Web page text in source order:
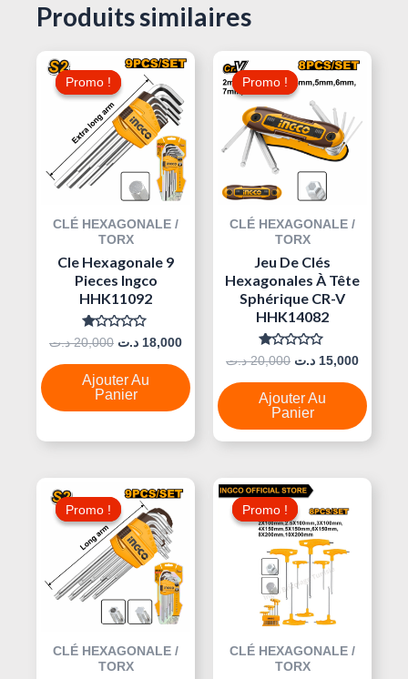
Produits similaires
Promo !
Promo !
CLÉ HEXAGONALE /
TORX
Cle Hexagonale 9
Pieces Ingco
HHK11092
Note
Sur
5
20,000 د.ت
Le
Prix
Initial
Était :
18,000 د.ت
Le
Est :
18,000 د.ت.
Ajouter Au
Panier
Promo !
Promo !
CLÉ HEXAGONALE /
TORX
Jeu De Clés
Hexagonales À Tête
Sphérique CR-V
HHK14082
Note
Sur
5
20,000 د.ت
Le
Prix
Initial
Était :
20,000 د.ت.
15,000 د.ت
Le
Ajouter Au
Panier
Promo !
Promo !
CLÉ HEXAGONALE /
TORX
Le
Prix
Initial
Était :
Le
Promo !
Promo !
CLÉ HEXAGONALE /
TORX
Le
Prix
Initial
Était :
Le